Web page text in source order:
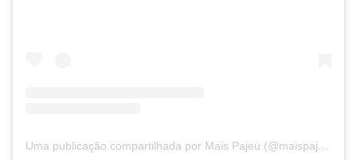
Uma publicação compartilhada por Mais Pajeú (@maispajeu)